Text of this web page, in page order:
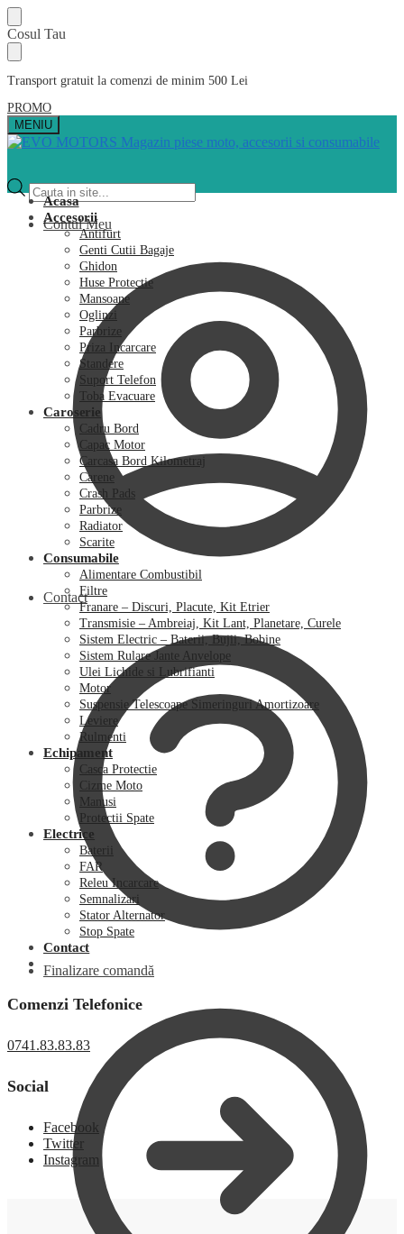
Skip
to
navigation
Skip
to
content
Cosul Tau
Transport gratuit la comenzi de minim 500 Lei
PROMO
MENIU
Products
search
Contul Meu
Contact
Finalizare comandă
Acasa
Accesorii
Antifurt
Genti Cutii Bagaje
Ghidon
Huse Protectie
Mansoane
Oglinzi
Parbrize
Priza Incarcare
Standere
Suport Telefon
Toba Evacuare
Caroserie
Cadru Bord
Capac Motor
Carcasa Bord Kilometraj
Carene
Crash Pads
Parbrize
Radiator
Scarite
Consumabile
Alimentare Combustibil
Filtre
Franare – Discuri, Placute, Kit Etrier
Transmisie – Ambreiaj, Kit Lant, Planetare, Curele
Sistem Electric – Baterii, Bujii, Bobine
Sistem Rulare Jante Anvelope
Ulei Lichide si Lubrifianti
Motor
Suspensie Telescoape Simeringuri Amortizoare
Leviere
Rulmenti
Echipament
Casca Protectie
Cizme Moto
Manusi
Protectii Spate
Electrice
Baterii
FAR
Releu Incarcare
Semnalizari
Stator Alternator
Stop Spate
Contact
Comenzi Telefonice
0741.83.83.83
Social
Facebook
Twitter
Instagram